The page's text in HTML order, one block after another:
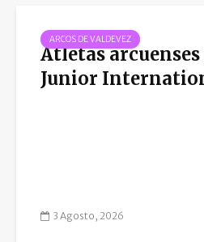
ARCOS DE VALDEVEZ
Atletas
Junior
3 Agosto, 2026